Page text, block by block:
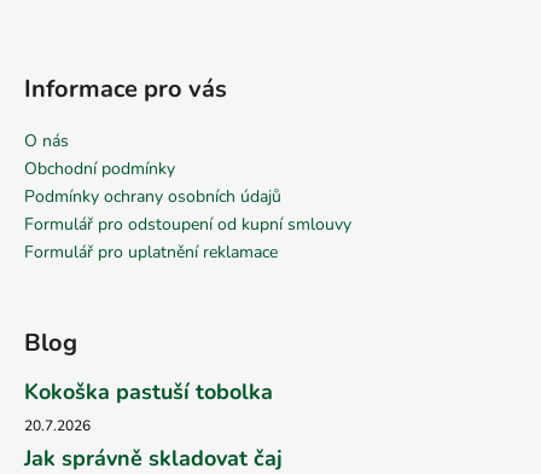
Informace pro vás
O nás
Obchodní podmínky
Podmínky ochrany osobních údajů
Formulář pro odstoupení od kupní smlouvy
Formulář pro uplatnění reklamace
Blog
Kokoška pastuší tobolka
20.7.2026
Jak správně skladovat čaj